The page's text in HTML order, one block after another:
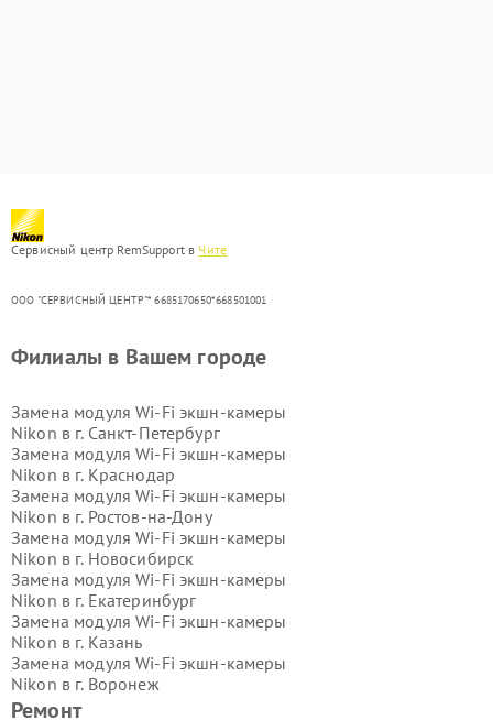
Сервисный центр RemSupport в Чите
ООО "СЕРВИСНЫЙ ЦЕНТР"* 6685170650*668501001
Ремонт
Филиалы в Вашем городе
Замена модуля Wi-Fi экшн-камеры
Nikon в г. Санкт-Петербург
Замена модуля Wi-Fi экшн-камеры
Nikon в г. Краснодар
Замена модуля Wi-Fi экшн-камеры
Nikon в г. Ростов-на-Дону
Замена модуля Wi-Fi экшн-камеры
Nikon в г. Новосибирск
Замена модуля Wi-Fi экшн-камеры
Nikon в г. Екатеринбург
Замена модуля Wi-Fi экшн-камеры
Nikon в г. Казань
Замена модуля Wi-Fi экшн-камеры
Nikon в г. Воронеж
Замена модуля Wi-Fi экшн-камеры